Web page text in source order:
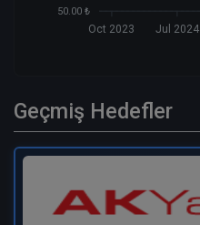
50.00 ₺
Oct 2023 Jul 2024
Geçmiş Hedefler